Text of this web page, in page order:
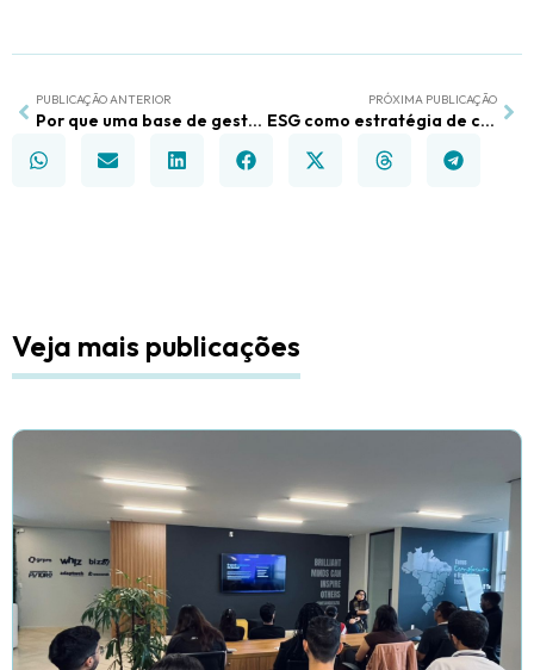
PUBLICAÇÃO ANTERIOR
Por que uma base de gestão sólida é inegociável e por que o Excel não sustenta o crescimento
PRÓXIMA PUBLICAÇÃO
ESG como estratégia de crescimento: onde gestão e lucro se encontram
Veja mais publicações